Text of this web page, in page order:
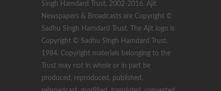
Singh Hamdard Trust, 2002-2016. Ajit
Newspapers & Broadcasts are Copyright ©
Sadhu Singh Hamdard Trust. The Ajit logo is
Copyright © Sadhu Singh Hamdard Trust,
1984. Copyright materials belonging to the
Trust may not in whole or in part be
produced, reproduced, published,